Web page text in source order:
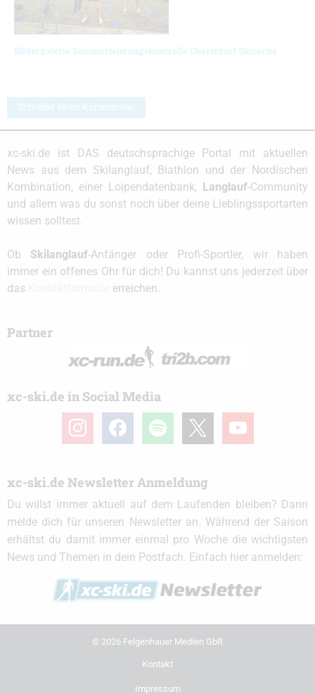
Bildergalerie Sommerleistungskontrolle Oberstdorf Skirocks
Schreibe einen Kommentar
xc-ski.de ist DAS deutschsprachige Portal mit aktuellen
News aus dem Skilanglauf, Biathlon und der Nordischen
Kombination, einer Loipendatenbank, Langlauf-Community
und allem was du sonst noch über deine Lieblingssportarten
wissen solltest.
Ob Skilanglauf-Anfänger oder Profi-Sportler, wir haben
immer ein offenes Ohr für dich! Du kannst uns jederzeit über
das
erreichen.
Partner
xc-ski.de in Social Media
instagramfacebook spotify youtube
xc-ski.de Newsletter Anmeldung
Du willst immer aktuell auf dem Laufenden bleiben? Dann
melde dich für unseren Newsletter an. Während der Saison
erhältst du damit immer einmal pro Woche die wichtigsten
News und Themen in dein Postfach. Einfach hier anmelden:
© 2026 Felgenhauer Medien GbR
Kontakt
Impressum